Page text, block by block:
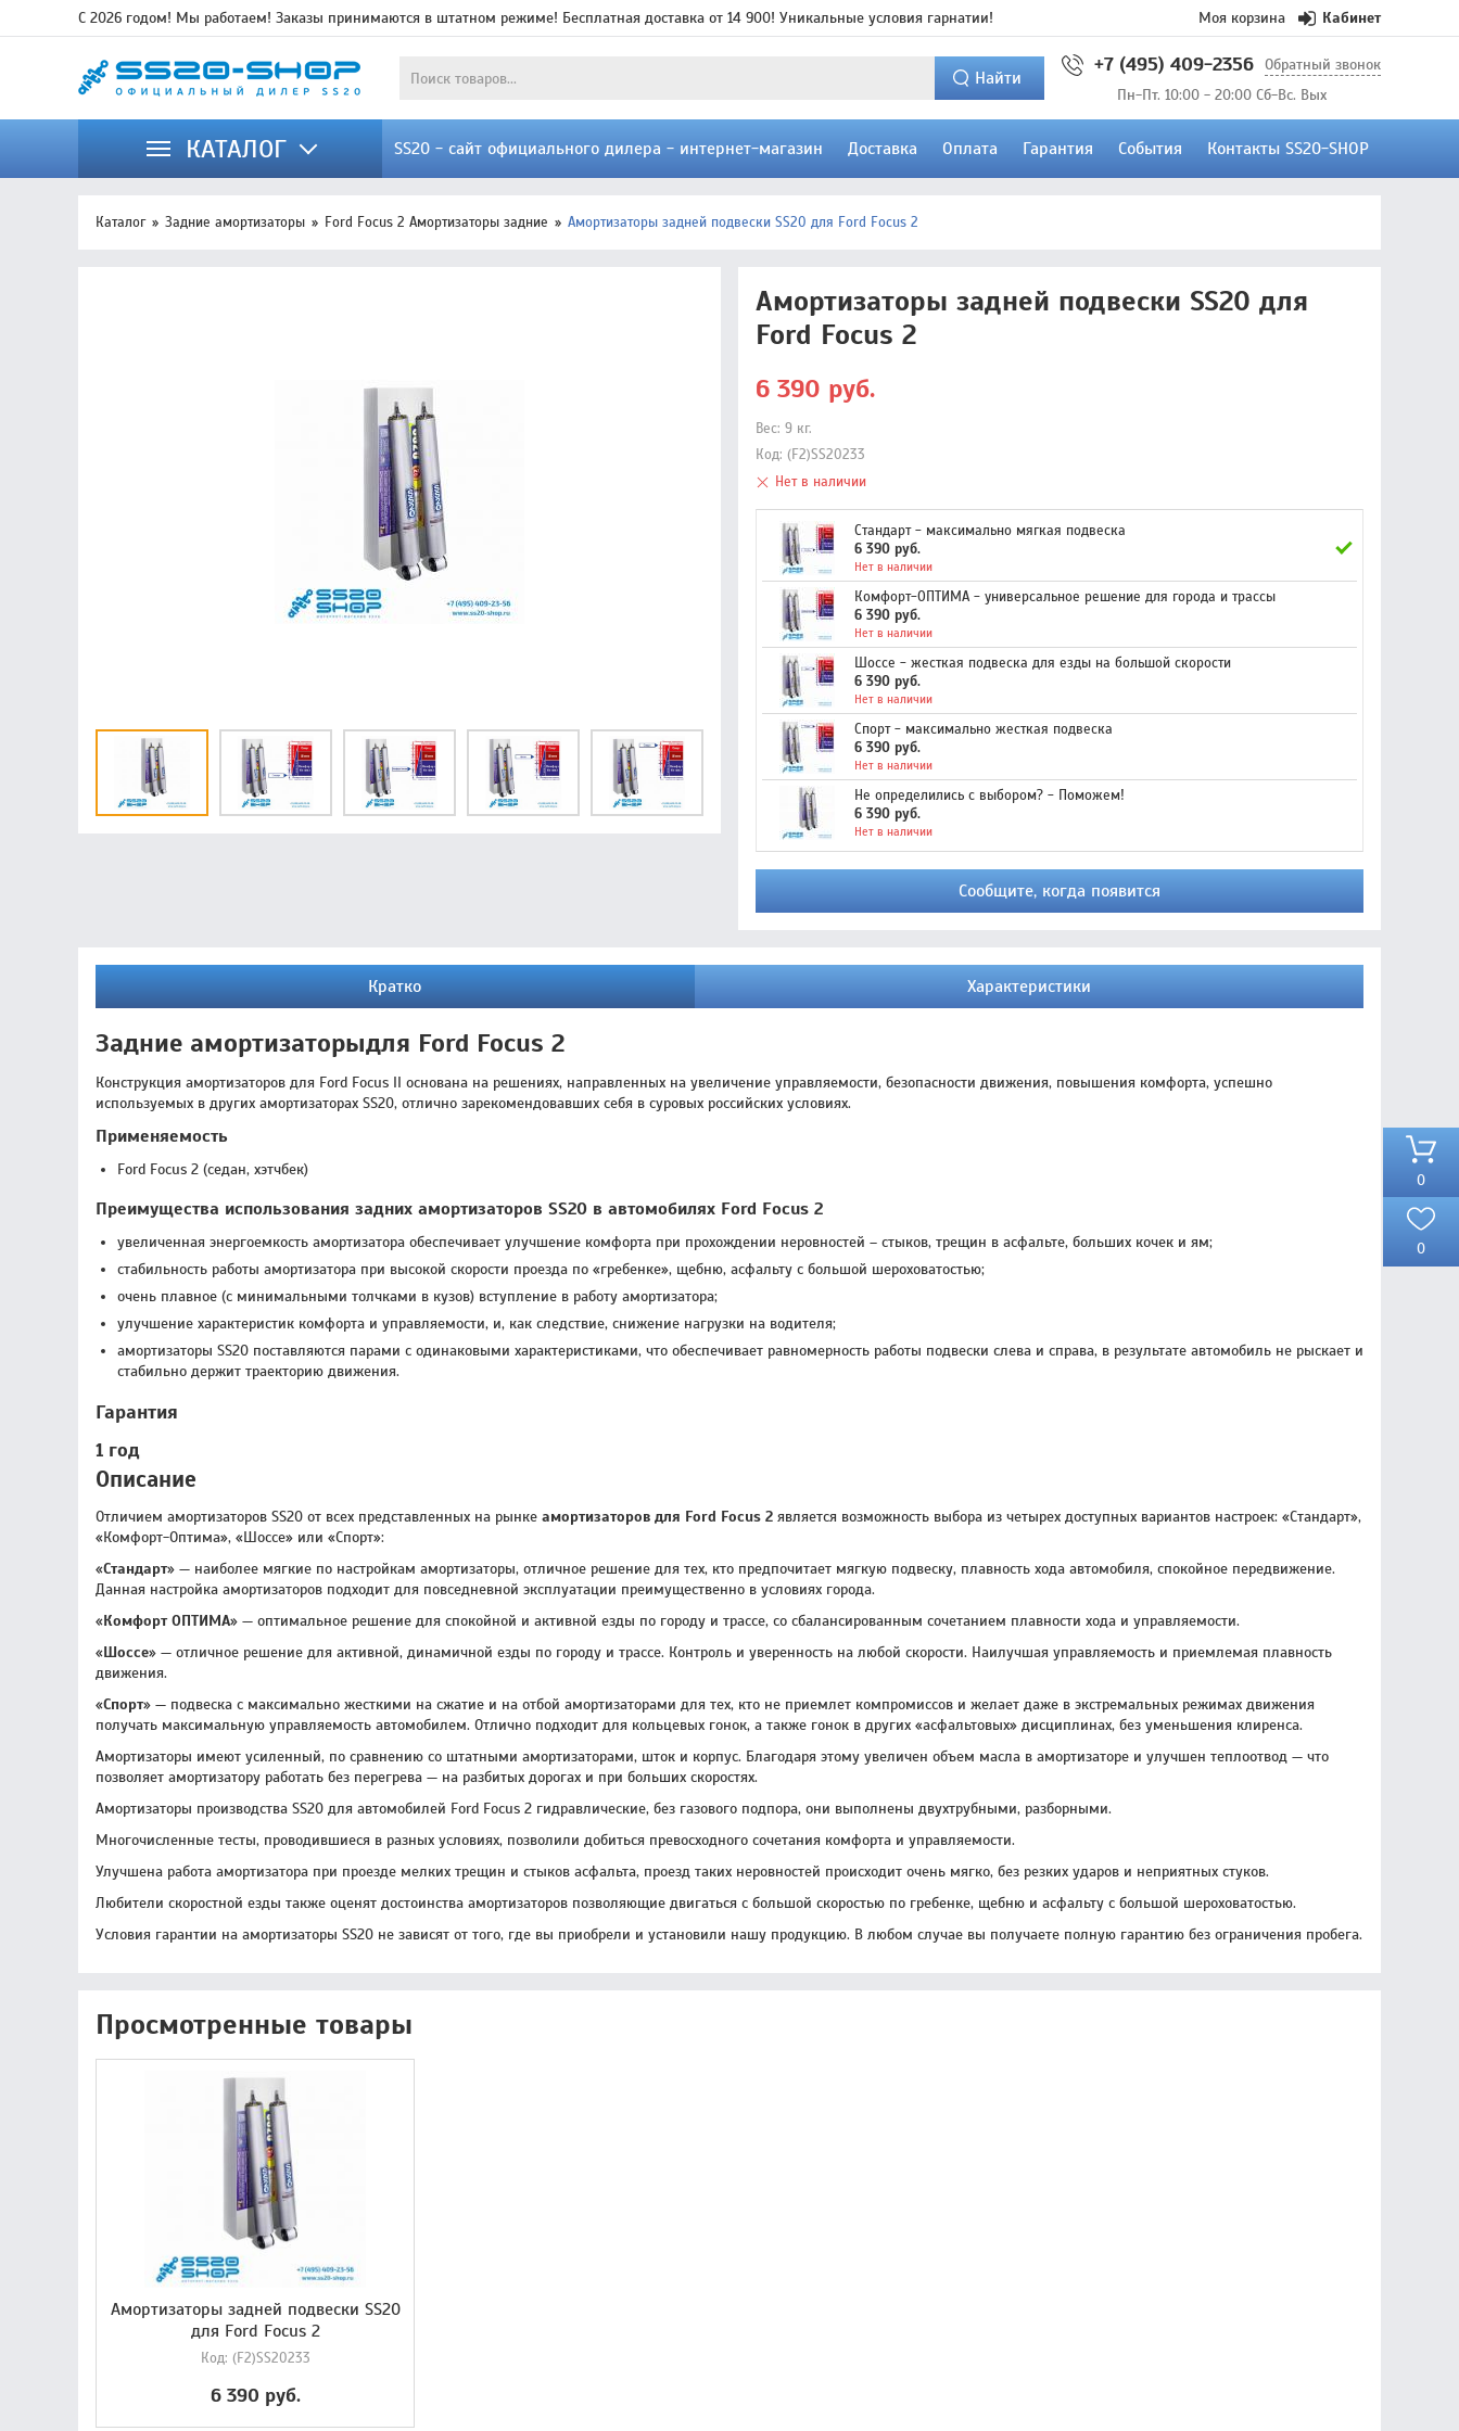
С 2026 годом! Мы работаем! Заказы принимаются в штатном режиме! Бесплатная доставка от 14 900! Уникальные условия гарнатии! Моя корзина Кабинет
Найти
+7 (495) 409-2356 Обратный звонок
Пн-Пт. 10:00 - 20:00 Сб-Вс. Вых
КАТАЛОГ SS20 - сайт официального дилера - интернет-магазин Доставка Оплата Гарантия События Контакты SS20-SHOP
0
0
Каталог Задние амортизаторы Ford Focus 2 Амортизаторы задние Амортизаторы задней подвески SS20 для Ford Focus 2
Амортизаторы задней подвески SS20 для
Ford Focus 2
6 390 руб.
Вес: 9 кг.
Код: (F2)SS20233
Нет в наличии
Стандарт - максимально мягкая подвеска
6 390 руб.
Нет в наличии
Комфорт-ОПТИМА - универсальное решение для города и трассы
6 390 руб.
Нет в наличии
Шоссе - жесткая подвеска для езды на большой скорости
6 390 руб.
Нет в наличии
Спорт - максимально жесткая подвеска
6 390 руб.
Нет в наличии
Не определились с выбором? - Поможем!
6 390 руб.
Нет в наличии
Сообщите, когда появится
Кратко Характеристики
Задние амортизаторыдля Ford Focus 2
Конструкция амортизаторов для Ford Focus II основана на решениях, направленных на увеличение управляемости, безопасности движения, повышения комфорта, успешно
используемых в других амортизаторах SS20, отлично зарекомендовавших себя в суровых российских условиях.
Применяемость
Ford Focus 2 (седан, хэтчбек)
Преимущества использования задних амортизаторов SS20 в автомобилях Ford Focus 2
увеличенная энергоемкость амортизатора обеспечивает улучшение комфорта при прохождении неровностей – стыков, трещин в асфальте, больших кочек и ям;
стабильность работы амортизатора при высокой скорости проезда по «гребенке», щебню, асфальту с большой шероховатостью;
очень плавное (с минимальными толчками в кузов) вступление в работу амортизатора;
улучшение характеристик комфорта и управляемости, и, как следствие, снижение нагрузки на водителя;
амортизаторы SS20 поставляются парами с одинаковыми характеристиками, что обеспечивает равномерность работы подвески слева и справа, в результате автомобиль не рыскает и
стабильно держит траекторию движения.
Гарантия
1 год
Описание
Отличием амортизаторов SS20 от всех представленных на рынке амортизаторов для Ford Focus 2 является возможность выбора из четырех доступных вариантов настроек: «Стандарт»,
«Комфорт-Оптима», «Шоссе» или «Спорт»:
«Стандарт» — наиболее мягкие по настройкам амортизаторы, отличное решение для тех, кто предпочитает мягкую подвеску, плавность хода автомобиля, спокойное передвижение.
Данная настройка амортизаторов подходит для повседневной эксплуатации преимущественно в условиях города.
«Комфорт ОПТИМА» — оптимальное решение для спокойной и активной езды по городу и трассе, со сбалансированным сочетанием плавности хода и управляемости.
«Шоссе» — отличное решение для активной, динамичной езды по городу и трассе. Контроль и уверенность на любой скорости. Наилучшая управляемость и приемлемая плавность
движения.
«Спорт» — подвеска с максимально жесткими на сжатие и на отбой амортизаторами для тех, кто не приемлет компромиссов и желает даже в экстремальных режимах движения
получать максимальную управляемость автомобилем. Отлично подходит для кольцевых гонок, а также гонок в других «асфальтовых» дисциплинах, без уменьшения клиренса.
Амортизаторы имеют усиленный, по сравнению со штатными амортизаторами, шток и корпус. Благодаря этому увеличен объем масла в амортизаторе и улучшен теплоотвод — что
позволяет амортизатору работать без перегрева — на разбитых дорогах и при больших скоростях.
Амортизаторы производства SS20 для автомобилей Ford Focus 2 гидравлические, без газового подпора, они выполнены двухтрубными, разборными.
Многочисленные тесты, проводившиеся в разных условиях, позволили добиться превосходного сочетания комфорта и управляемости.
Улучшена работа амортизатора при проезде мелких трещин и стыков асфальта, проезд таких неровностей происходит очень мягко, без резких ударов и неприятных стуков.
Любители скоростной езды также оценят достоинства амортизаторов позволяющие двигаться с большой скоростью по гребенке, щебню и асфальту с большой шероховатостью.
Условия гарантии на амортизаторы SS20 не зависят от того, где вы приобрели и установили нашу продукцию. В любом случае вы получаете полную гарантию без ограничения пробега.
Просмотренные товары
Амортизаторы задней подвески SS20
для Ford Focus 2
Код: (F2)SS20233
6 390 руб.